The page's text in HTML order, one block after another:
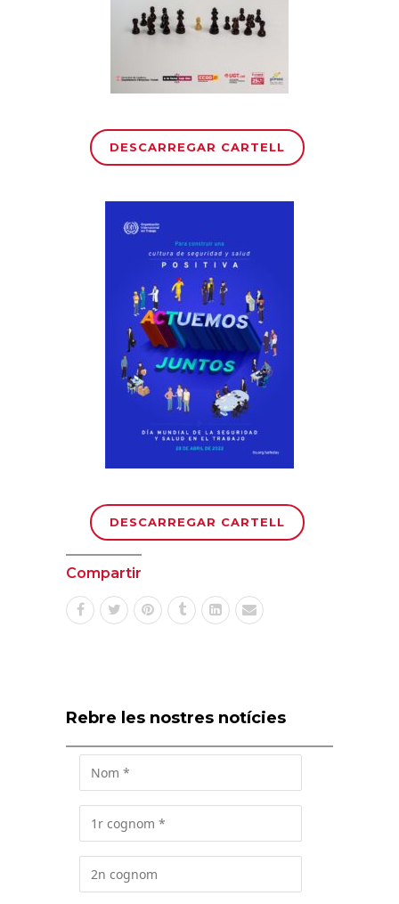
DESCARREGAR CARTELL
DESCARREGAR CARTELL
Compartir
Rebre les nostres notícies